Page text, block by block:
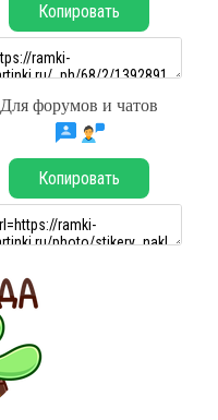
Копировать
Для форумов и чатов
Копировать